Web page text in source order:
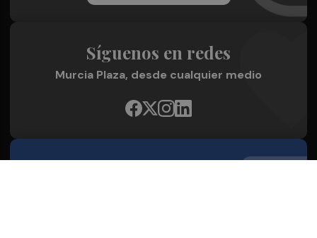
Síguenos en redes
Murcia Plaza, desde cualquier medio